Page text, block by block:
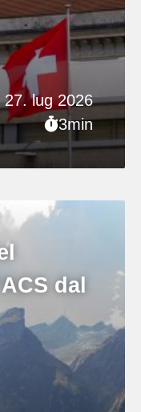
27. lug 2026
3min
dal